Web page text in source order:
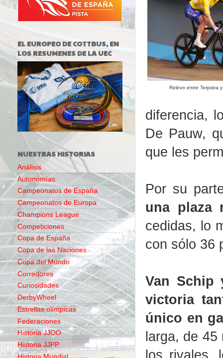
Relevo entre Terpstra
diferencia,
De Pauw,
que les
Por su
una plaza
cedidas, lo
con sólo 36
Van Schip
victoria
único en
larga, de 45
los rivales,
EL EUROPEO DE COTTBUS, EN
LOS RESUMENES DE LA UEC
NUESTRAS HISTORIAS
Análisis
Autonomías
Campeonatos de España
Campeonatos de Europa
Champions League
Competiciones
Copa de España
Copa de las Naciones
Copa del Mundo
Corredores
Curiosidades
DerbyWheel
Estrellas olímpicas
Federaciones
Historia JJOO
Historia JJPP